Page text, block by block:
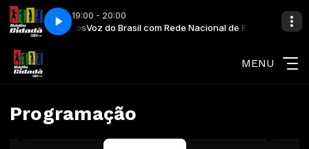
19:00 - 20:00
de RádiosVoz do Brasil com Rede Nacional de Rádios
MENU
Programação